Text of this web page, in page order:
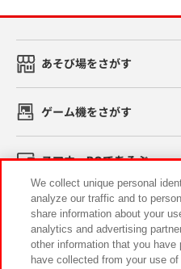
あそび場をさがす
ゲーム機をさがす
スマホ・PCであそぶ
イベント・キャンペーン
We collect unique personal
analyze our traffic and to
share information about your
analytics and advertising
other information that you
have collected from your use